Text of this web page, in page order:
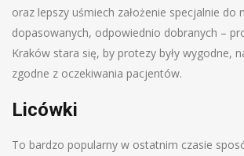
oraz lepszy uśmiech założenie specjalnie do
dopasowanych, odpowiednio dobranych –
Kraków stara się, by protezy były wygodne,
zgodne z oczekiwania pacjentów.
Licówki
To bardzo popularny w ostatnim czasie